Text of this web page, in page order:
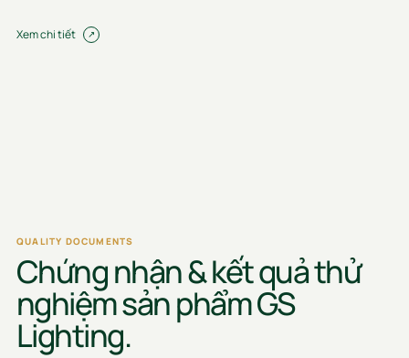
Xem chi tiết
QUALITY DOCUMENTS
Chứng nhận & kết quả thử
nghiệm sản phẩm GS
Lighting.